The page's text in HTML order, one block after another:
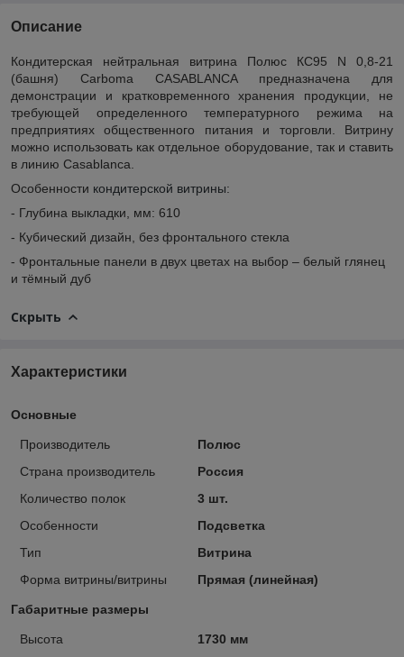
Описание
Кондитерская нейтральная витрина Полюс КС95 N 0,8-21
(башня) Carboma CASABLANCA предназначена для
демонстрации и кратковременного хранения продукции, не
требующей определенного температурного режима на
предприятиях общественного питания и торговли. Витрину
можно использовать как отдельное оборудование, так и ставить
в линию Casablanca.
Особенности кондитерской витрины:
- Глубина выкладки, мм: 610
- Кубический дизайн, без фронтального стекла
- Фронтальные панели в двух цветах на выбор – белый глянец
и тёмный дуб
Скрыть
Характеристики
Основные
Производитель
Полюс
Страна производитель
Россия
Количество полок
3 шт.
Особенности
Подсветка
Тип
Витрина
Форма витрины/витрины
Прямая (линейная)
Габаритные размеры
Высота
1730 мм